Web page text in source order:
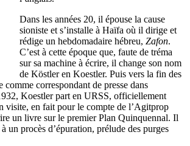
Dans les années 20, il épouse la cause
sioniste et s’installe à Haïfa où il dirige et
rédige un hebdomadaire hébreu, Zafon.
C’est à cette époque que, faute de tréma
sur sa machine à écrire, il change son nom
de Köstler en Koestler. Puis vers la fin des
comme correspondant de presse dans
Koestler part en URSS, officiellement
visite, en fait pour le compte de l’Agitprop
un livre sur le premier Plan Quinquennal. Il
un procès d’épuration, prélude des purges